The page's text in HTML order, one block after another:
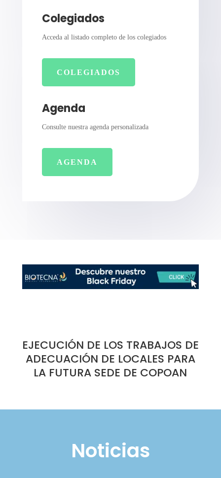
Colegiados
Acceda al listado completo de los colegiados
COLEGIADOS
Agenda
Consulte nuestra agenda personalizada
AGENDA
EJECUCIÓN DE LOS TRABAJOS DE
ADECUACIÓN DE LOCALES PARA
LA FUTURA SEDE DE COPOAN
Noticias